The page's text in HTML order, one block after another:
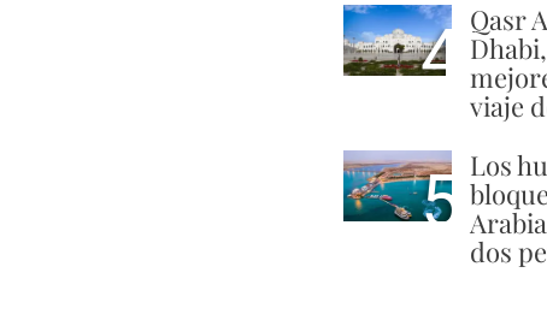
4 Qasr
viaje
5 Los
dos